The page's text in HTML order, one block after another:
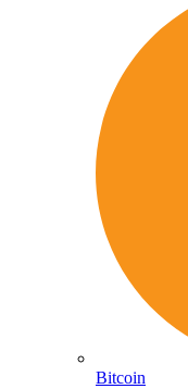
Bitcoin